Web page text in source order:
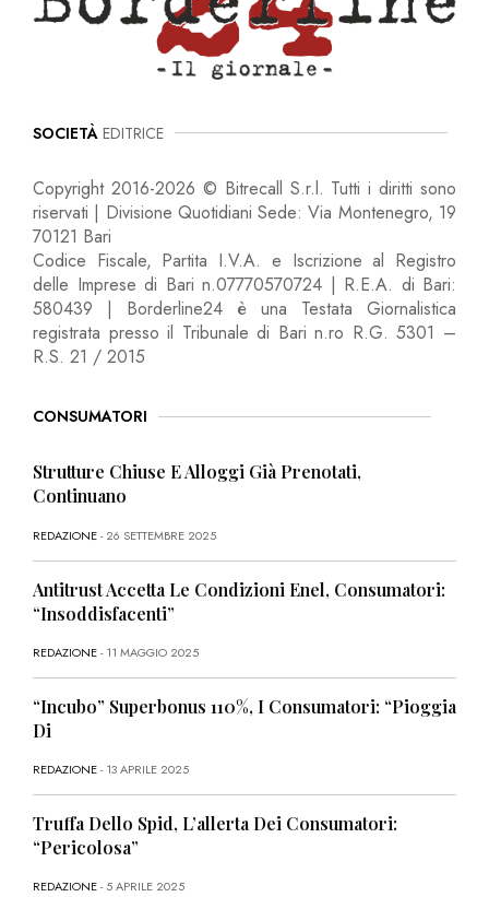
SOCIETÀ EDITRICE
Copyright 2016-2026 © Bitrecall S.r.l. Tutti i diritti sono
riservati | Divisione Quotidiani Sede: Via Montenegro, 19
70121 Bari
Codice Fiscale, Partita I.V.A. e Iscrizione al Registro
delle Imprese di Bari n.07770570724 | R.E.A. di Bari:
580439 | Borderline24 è una Testata Giornalistica
registrata presso il Tribunale di Bari n.ro R.G. 5301 –
R.S. 21 / 2015
CONSUMATORI
Strutture Chiuse E Alloggi Già Prenotati,
Continuano
REDAZIONE- 26 SETTEMBRE 2025
Antitrust Accetta Le Condizioni Enel, Consumatori:
“Insoddisfacenti”
REDAZIONE- 11 MAGGIO 2025
“Incubo” Superbonus 110%, I Consumatori: “Pioggia
Di
REDAZIONE- 13 APRILE 2025
Truffa Dello Spid, L’allerta Dei Consumatori:
“Pericolosa”
REDAZIONE- 5 APRILE 2025